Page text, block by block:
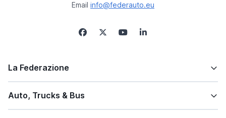
Email info@federauto.eu
La Federazione
Auto, Trucks & Bus